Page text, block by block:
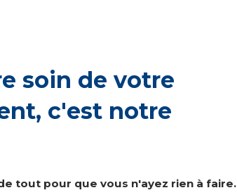
soin de votre
c'est notre
tout pour que vous n'ayez rien à faire.